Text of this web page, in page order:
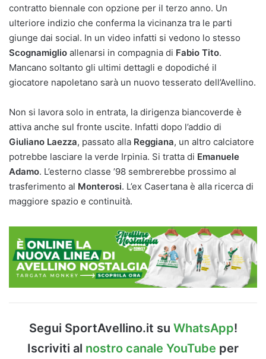
contratto biennale con opzione per il terzo anno. Un
ulteriore indizio che conferma la vicinanza tra le parti
giunge dai social. In un video infatti si vedono lo stesso
Scognamiglio allenarsi in compagnia di Fabio Tito.
Mancano soltanto gli ultimi dettagli e dopodiché il
giocatore napoletano sarà un nuovo tesserato dell’Avellino.
Non si lavora solo in entrata, la dirigenza biancoverde è
attiva anche sul fronte uscite. Infatti dopo l’addio di
Giuliano Laezza, passato alla Reggiana, un altro calciatore
potrebbe lasciare la verde Irpinia. Si tratta di Emanuele
Adamo. L’esterno classe ’98 sembrerebbe prossimo al
trasferimento al Monterosi. L’ex Casertana è alla ricerca di
maggiore spazio e continuità.
Segui SportAvellino.it su WhatsApp!
Iscriviti al nostro canale YouTube per